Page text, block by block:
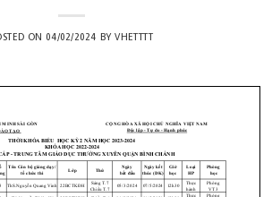
ON 04/02/2024 BYVHETTTT